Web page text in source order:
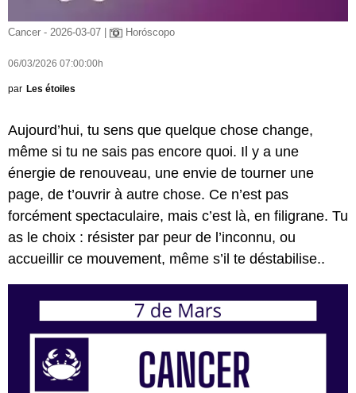
Cancer - 2026-03-07 | Horóscopo
06/03/2026 07:00:00h
par Les étoiles
Aujourd’hui, tu sens que quelque chose change,
même si tu ne sais pas encore quoi. Il y a une
énergie de renouveau, une envie de tourner une
page, de t’ouvrir à autre chose. Ce n’est pas
forcément spectaculaire, mais c’est là, en filigrane. Tu
as le choix : résister par peur de l’inconnu, ou
accueillir ce mouvement, même s’il te déstabilise..